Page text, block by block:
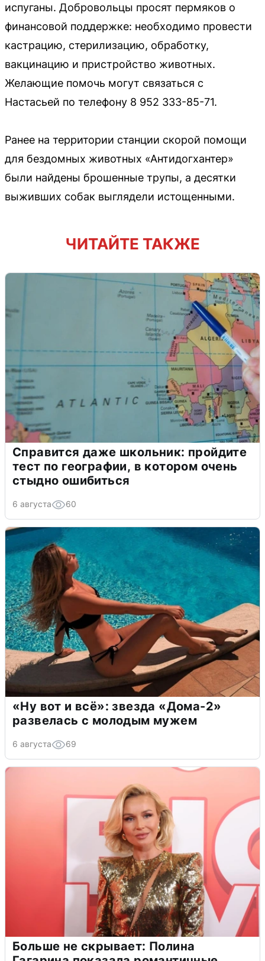
испуганы. Добровольцы просят пермяков о
финансовой поддержке: необходимо провести
кастрацию, стерилизацию, обработку,
вакцинацию и пристройство животных.
Желающие помочь могут связаться с
Настасьей по телефону 8 952 333-85-71.
Ранее на территории станции скорой помощи
для бездомных животных «Антидогхантер»
были найдены брошенные трупы, а десятки
выживших собак выглядели истощенными.
ЧИТАЙТЕ ТАКЖЕ
Справится даже школьник: пройдите
тест по географии, в котором очень
стыдно ошибиться
6 августа 60
«Ну вот и всё»: звезда «Дома-2»
развелась с молодым мужем
6 августа 69
Больше не скрывает: Полина